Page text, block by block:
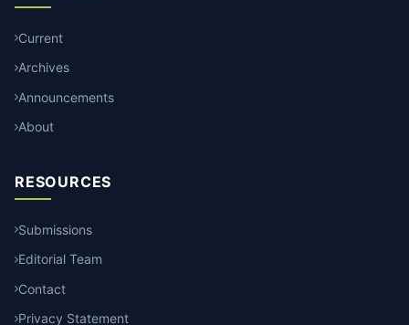
Current
Archives
Announcements
About
RESOURCES
Submissions
Editorial Team
Contact
Privacy Statement